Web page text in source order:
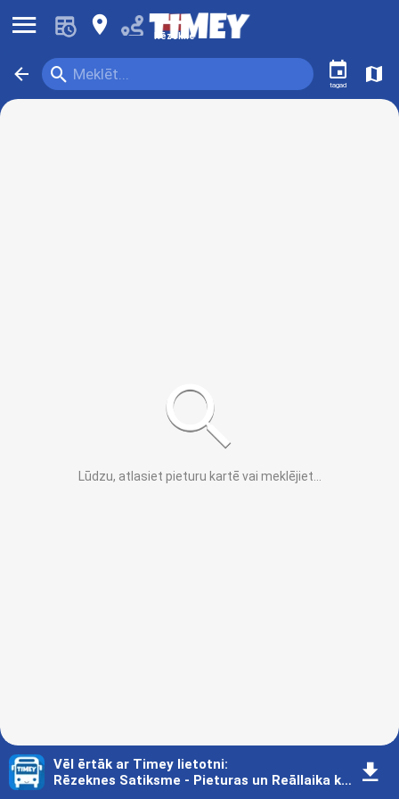
󰍜 󰍎 Rēzekne
󰁍 Meklēt...
󰍉 󰃭
tagad
󰍍
Lūdzu, atlasiet pieturu kartē vai meklējiet
Vēl ērtāk ar Timey lietotni:
Rēzeknes Satiksme - Pieturas un Reāllaika karte - Rēzekne
󰇚